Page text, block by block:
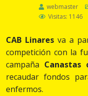
webmaster
Visitas: 1146
CAB Linares va a
competición con la
campaña
recaudar fondos
enfermos.